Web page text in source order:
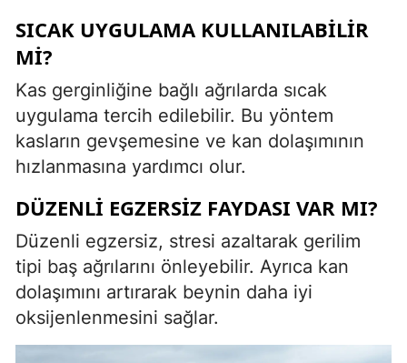
SICAK UYGULAMA KULLANILABILIR
MI?
Kas gerginliğine bağlı ağrılarda sıcak
uygulama tercih edilebilir. Bu yöntem
kasların gevşemesine ve kan dolaşımının
hızlanmasına yardımcı olur.
DÜZENLI EGZERSIZ FAYDASI VAR MI?
Düzenli egzersiz, stresi azaltarak gerilim
tipi baş ağrılarını önleyebilir. Ayrıca kan
dolaşımını artırarak beynin daha iyi
oksijenlenmesini sağlar.